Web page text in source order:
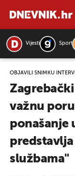
Vijesti Sport
OBJAVILI SNIMKU
važnu
ponašanje
službama"
PRETRAŽITE VIJESTI